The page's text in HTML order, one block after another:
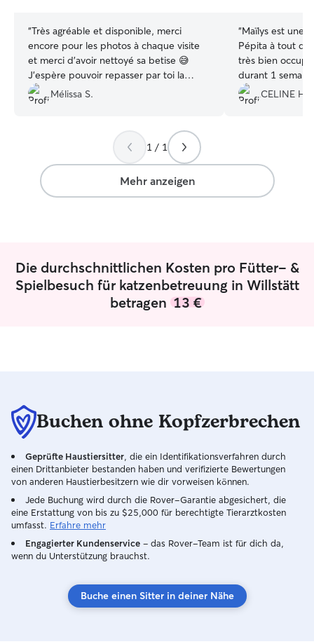
“Très agréable et disponible, merci
encore pour les photos à chaque visite
et merci d’avoir nettoyé sa betise 😅
J’espère pouvoir repasser par toi la
prochaine fois que j’aurai besoin de la
faire garder 😁
Mélissa S.
“Maïlys est une
Pépita à tout de
très bien
durant 1
quotiennement
je vous
CELINE H.
1 / 1
Mehr anzeigen
Die durchschnittlichen Kosten pro Fütter- &
Spielbesuch für katzenbetreuung in Willstätt
betragen 13 €
Buchen ohne Kopfzerbrechen
Geprüfte Haustiersitter , die ein Identifikationsverfahren durch
einen Drittanbieter bestanden haben und verifizierte Bewertungen
von anderen Haustierbesitzern wie dir vorweisen können.
Jede Buchung wird durch die Rover-Garantie abgesichert, die
eine Erstattung von bis zu $25,000 für berechtigte Tierarztkosten
umfasst. Erfahre mehr
Engagierter Kundenservice – das Rover-Team ist für dich da,
wenn du Unterstützung brauchst.
Buche einen Sitter in deiner Nähe